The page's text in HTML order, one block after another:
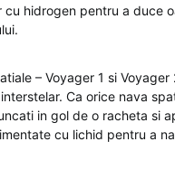
cu hidrogen pentru a duce
– Voyager 1 si Voyager
Ca orice nava
in gol de o racheta si
cu lichid pentru a